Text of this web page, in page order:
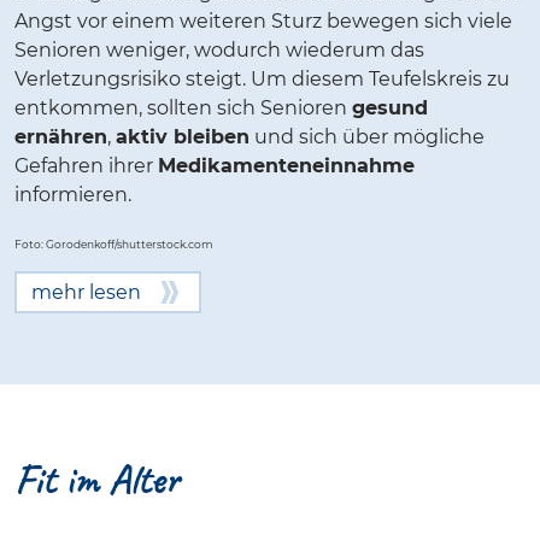
Angst vor einem weiteren Sturz bewegen sich viele
Senioren weniger, wodurch wiederum das
Verletzungsrisiko steigt. Um diesem Teufelskreis zu
entkommen, sollten sich Senioren gesund
ernähren, aktiv bleiben und sich über mögliche
Gefahren ihrer Medikamenteneinnahme
informieren.
Foto:Gorodenkoff/shutterstock.com
mehr lesen
Fit im Alter